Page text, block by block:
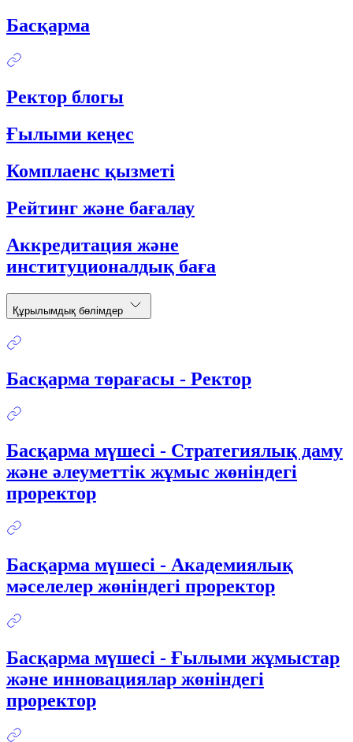
Басқарма
Ректор блогы
Ғылыми кеңес
Комплаенс қызметі
Рейтинг және бағалау
Аккредитация және
институционалдық баға
Құрылымдық бөлімдер
Басқарма төрағасы - Ректор
Басқарма мүшесі - Стратегиялық даму
және әлеуметтік жұмыс жөніндегі
проректор
Басқарма мүшесі - Академиялық
мәселелер жөніндегі проректор
Басқарма мүшесі - Ғылыми жұмыстар
және инновациялар жөніндегі
проректор